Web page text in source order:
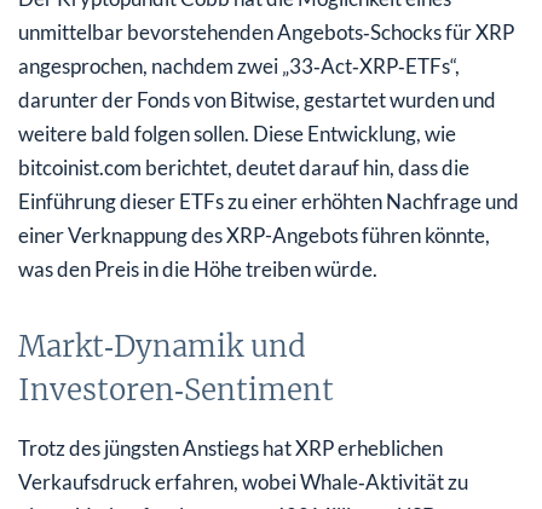
unmittelbar bevorstehenden Angebots‑Schocks für XRP
angesprochen, nachdem zwei „33‑Act‑XRP‑ETFs“,
darunter der Fonds von Bitwise, gestartet wurden und
weitere bald folgen sollen. Diese Entwicklung, wie
bitcoinist.com berichtet, deutet darauf hin, dass die
Einführung dieser ETFs zu einer erhöhten Nachfrage und
einer Verknappung des XRP-Angebots führen könnte,
was den Preis in die Höhe treiben würde.
Markt‑Dynamik und
Investoren‑Sentiment
Trotz des jüngsten Anstiegs hat XRP erheblichen
Verkaufsdruck erfahren, wobei Whale‑Aktivität zu